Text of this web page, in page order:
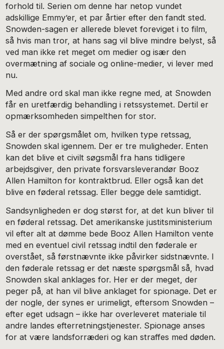
forhold til. Serien om denne har netop vundet
adskillige Emmy’er, et par årtier efter den fandt sted.
Snowden-sagen er allerede blevet foreviget i to film,
så hvis man tror, at hans sag vil blive mindre belyst, så
ved man ikke ret meget om medier og især den
overmætning af sociale og online-medier, vi lever med
nu.
Med andre ord skal man ikke regne med, at Snowden
får en uretfærdig behandling i retssystemet. Dertil er
opmærksomheden simpelthen for stor.
Så er der spørgsmålet om, hvilken type retssag,
Snowden skal igennem. Der er tre muligheder. Enten
kan det blive et civilt søgsmål fra hans tidligere
arbejdsgiver, den private forsvarsleverandør Booz
Allen Hamilton for kontraktbrud. Eller også kan det
blive en føderal retssag. Eller begge dele samtidigt.
Sandsynligheden er dog størst for, at det kun bliver til
en føderal retssag. Det amerikanske justitsministerium
vil efter alt at dømme bede Booz Allen Hamilton vente
med en eventuel civil retssag indtil den føderale er
overstået, så førstnævnte ikke påvirker sidstnævnte. I
den føderale retssag er det næste spørgsmål så, hvad
Snowden skal anklages for. Her er der meget, der
peger på, at han vil blive anklaget for spionage. Det er
der nogle, der synes er urimeligt, eftersom Snowden –
efter eget udsagn – ikke har overleveret materiale til
andre landes efterretningstjenester. Spionage anses
for at være landsforræderi og kan straffes med døden.